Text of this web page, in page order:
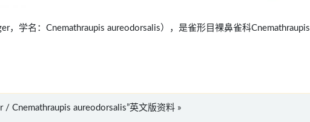
，学名：Cnemathraupis aureodorsalis），是雀形目裸鼻雀科Cnemathraupis
Cnemathraupis aureodorsalis”英文版资料 »